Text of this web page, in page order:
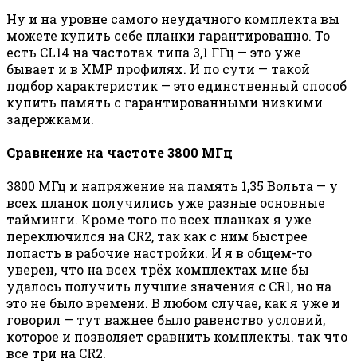
Ну и на уровне самого неудачного комплекта вы
можете купить себе планки гарантированно. То
есть CL14 на частотах типа 3,1 ГГц — это уже
бывает и в XMP профилях. И по сути — такой
подбор характеристик — это единственный способ
купить память с гарантированными низкими
задержками.
Сравнение на частоте 3800 МГц
3800 МГц и напряжение на память 1,35 Вольта — у
всех планок получились уже разные основные
тайминги. Кроме того по всех планках я уже
переключился на CR2, так как с ним быстрее
попасть в рабочие настройки. И я в общем-то
уверен, что на всех трёх комплектах мне бы
удалось получить лучшие значения с CR1, но на
это не было времени. В любом случае, как я уже и
говорил — тут важнее было равенство условий,
которое и позволяет сравнить комплекты. так что
все три на CR2.